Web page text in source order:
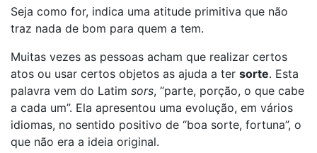
Seja como for, indica uma atitude primitiva que não
traz nada de bom para quem a tem.
Muitas vezes as pessoas acham que realizar certos
atos ou usar certos objetos as ajuda a ter sorte. Esta
palavra vem do Latim sors, “parte, porção, o que cabe
a cada um”. Ela apresentou uma evolução, em vários
idiomas, no sentido positivo de “boa sorte, fortuna”, o
que não era a ideia original.